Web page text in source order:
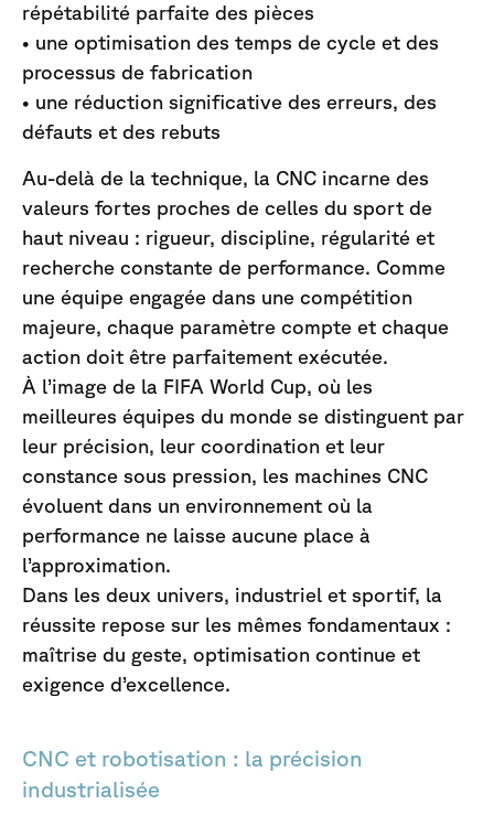
répétabilité parfaite des pièces
• une optimisation des temps de cycle et des
processus de fabrication
• une réduction significative des erreurs, des
défauts et des rebuts
Au-delà de la technique, la CNC incarne des
valeurs fortes proches de celles du sport de
haut niveau : rigueur, discipline, régularité et
recherche constante de performance. Comme
une équipe engagée dans une compétition
majeure, chaque paramètre compte et chaque
action doit être parfaitement exécutée.
À l’image de la FIFA World Cup, où les
meilleures équipes du monde se distinguent par
leur précision, leur coordination et leur
constance sous pression, les machines CNC
évoluent dans un environnement où la
performance ne laisse aucune place à
l’approximation.
Dans les deux univers, industriel et sportif, la
réussite repose sur les mêmes fondamentaux :
maîtrise du geste, optimisation continue et
exigence d’excellence.
CNC et robotisation : la précision
industrialisée